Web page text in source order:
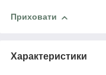
Приховати
Характеристики